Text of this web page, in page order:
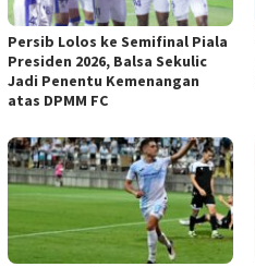
Persib Lolos ke Semifinal Piala
Presiden 2026, Balsa Sekulic
Jadi Penentu Kemenangan
atas DPMM FC